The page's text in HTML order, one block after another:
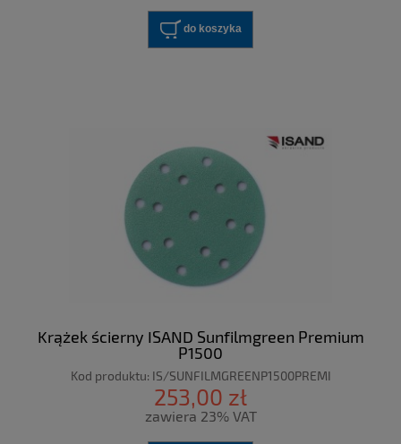
do koszyka
Krążek ścierny ISAND Sunfilmgreen Premium
P1500
Kod produktu: IS/SUNFILMGREENP1500PREMI
253,00 zł
zawiera 23% VAT